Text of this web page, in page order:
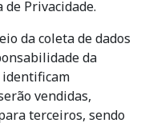
Privacidade.
da coleta de dados
da
identificam
vendidas,
terceiros, sendo